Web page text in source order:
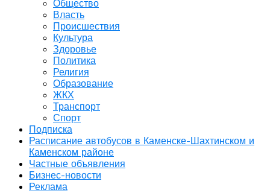
Общество
Власть
Происшествия
Культура
Здоровье
Политика
Религия
Образование
ЖКХ
Транспорт
Спорт
Подписка
Расписание автобусов в Каменске-Шахтинском и
Каменском районе
Частные объявления
Бизнес-новости
Реклама